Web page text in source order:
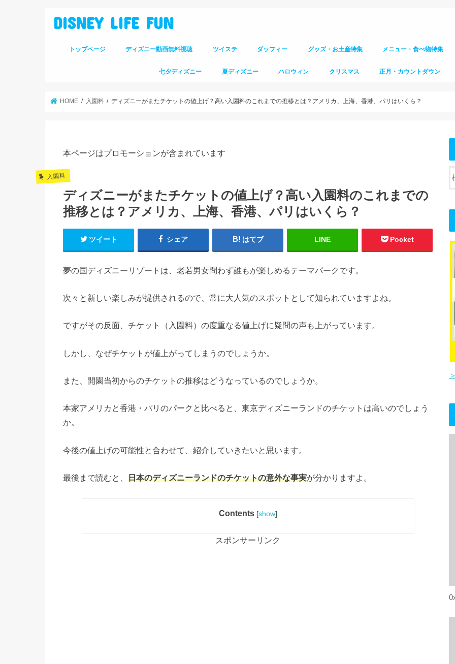
DISNEY LIFE FUN
トップページ ディズニー動画無料視聴 ツイステ ダッフィー グッズ・お土産特集 メニュー・食べ物特集
七夕ディズニー 夏ディズニー ハロウィン クリスマス 正月・カウントダウン
HOME 入園料 ディズニーがまたチケットの値上げ？高い入園料のこれまでの推移とは？アメリカ、上海、香港、パリはいくら？
本ページはプロモーションが含まれています
入園料
ディズニーがまたチケットの値上げ？高い入園料のこれまでの
推移とは？アメリカ、上海、香港、パリはいくら？
ツイート シェア はてブ LINE Pocket
夢の国ディズニーリゾートは、老若男女問わず誰もが楽しめるテーマパークです。
次々と新しい楽しみが提供されるので、常に大人気のスポットとして知られていますよね。
ですがその反面、チケット（入園料）の度重なる値上げに疑問の声も上がっています。
しかし、なぜチケットが値上がってしまうのでしょうか。
また、開園当初からのチケットの推移はどうなっているのでしょうか。
本家アメリカと香港・パリのパークと比べると、東京ディズニーランドのチケットは高いのでしょう
か。
今後の値上げの可能性と合わせて、紹介していきたいと思います。
最後まで読むと、 日本のディズニーランドのチケットの意外な事実が分かりますよ。
Contents [show]
スポンサーリンク